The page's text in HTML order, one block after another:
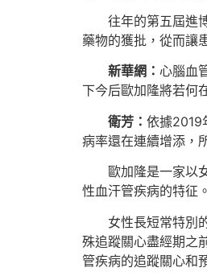
往年的第五屆進
藥物的獲批，從而讓
新華網： 心腦血
下今后歐加隆將若何
衛芳： 依據2019
病率還在連續增添，
歐加隆是一家以
性血汗管疾病的特征。
女性長短常特別
殊追蹤關心盡經期之
管疾病的追蹤關心和